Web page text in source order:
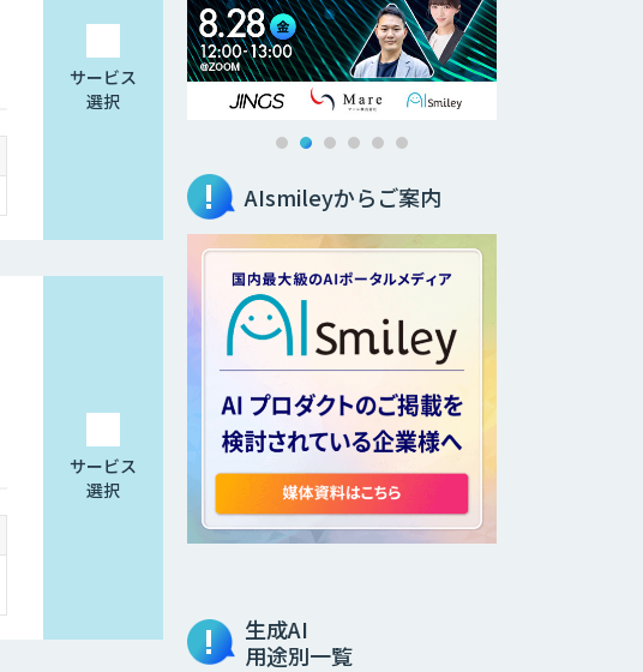
サービス
選択
サービス
選択
AIsmileyからご案内
生成AI
用途別一覧